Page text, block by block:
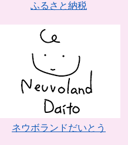
ふるさと納税
ネウボランドだいとう